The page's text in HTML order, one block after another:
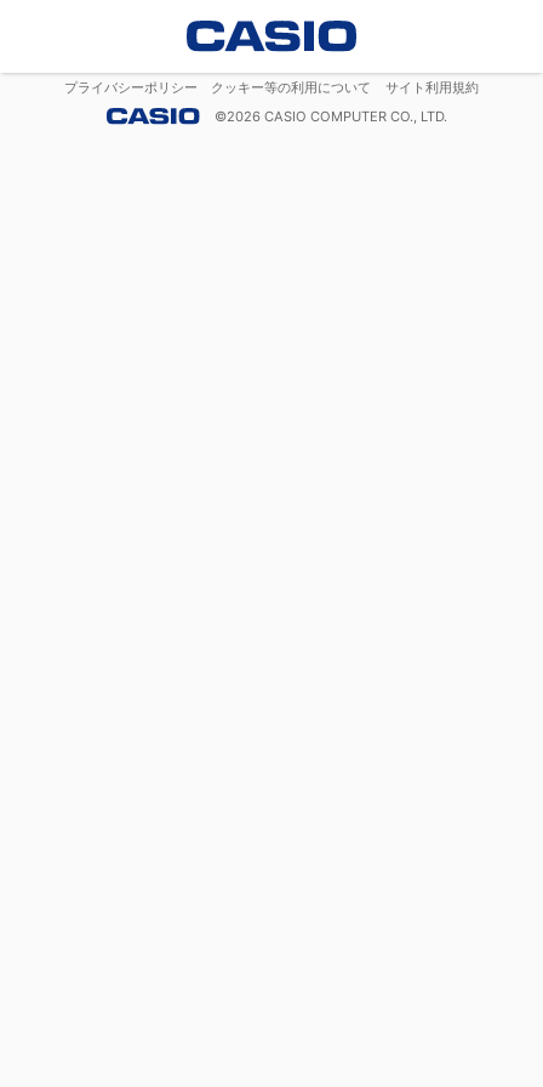
プライバシーポリシー クッキー等の利用について
サイト利用規約
©2026 CASIO COMPUTER CO., LTD.